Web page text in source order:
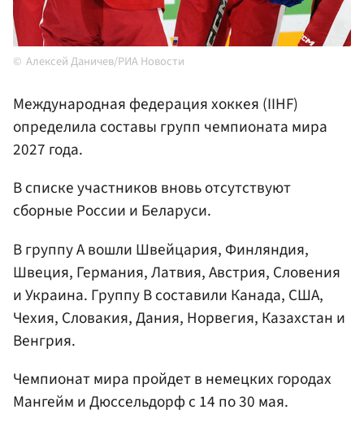
Алексей Даничев/РИА Новости
Международная федерация хоккея (IIHF)
определила составы групп чемпионата мира
2027 года.
В списке участников вновь отсутствуют
сборные России и Беларуси.
В группу А вошли Швейцария, Финляндия,
Швеция, Германия, Латвия, Австрия, Словения
и Украина. Группу В составили Канада, США,
Чехия, Словакия, Дания, Норвегия, Казахстан и
Венгрия.
Чемпионат мира пройдет в немецких городах
Мангейм и Дюссельдорф с 14 по 30 мая.